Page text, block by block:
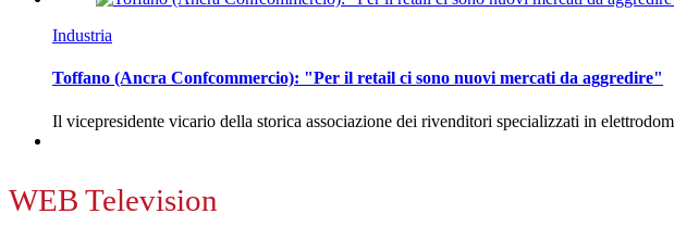
Industria
Toffano (Ancra Confcommercio): "Per il retail ci sono nuovi mercati da aggredire"
Il vicepresidente vicario della storica associazione dei rivenditori specializzati in
WEB Television